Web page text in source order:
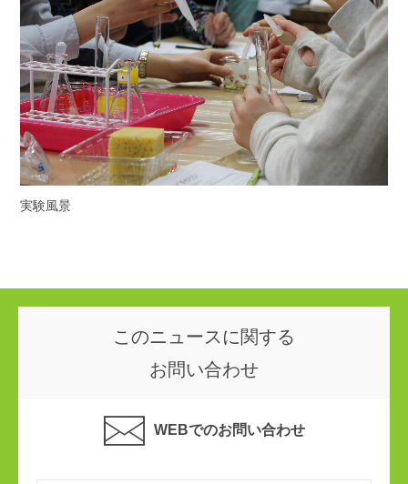
実験風景
このニュースに関する
お問い合わせ
WEBでのお問い合わせ